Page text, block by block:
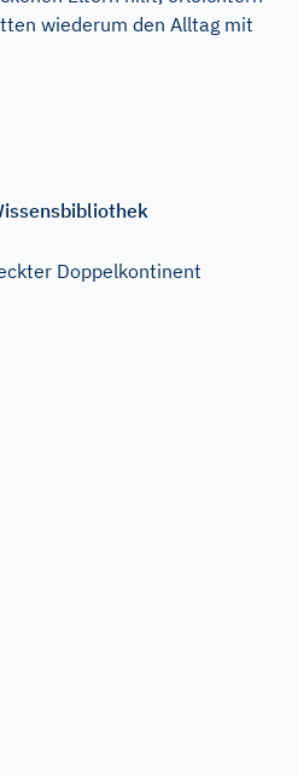
wiederum den Alltag mit
Doppelkontinent